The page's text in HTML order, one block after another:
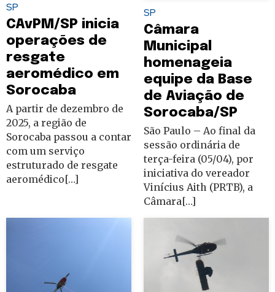
SP
CAvPM/SP inicia
operações de
resgate
aeromédico em
Sorocaba
A partir de dezembro de
2025, a região de
Sorocaba passou a contar
com um serviço
estruturado de resgate
aeromédico[…]
SP
Câmara
Municipal
homenageia
equipe da Base
de Aviação de
Sorocaba/SP
São Paulo – Ao final da
sessão ordinária de
terça-feira (05/04), por
iniciativa do vereador
Vinícius Aith (PRTB), a
Câmara[…]